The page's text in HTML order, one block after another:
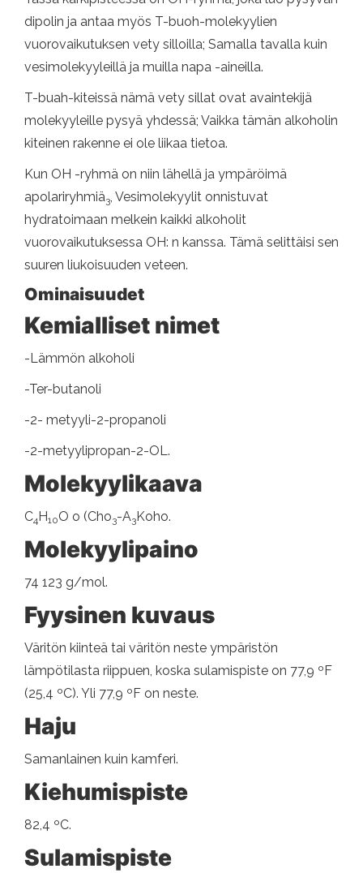
dipolin ja antaa myös T-buoh-molekyylien
vuorovaikutuksen vety silloilla; Samalla tavalla kuin
vesimolekyyleillä ja muilla napa -aineilla.
T-buah-kiteissä nämä vety sillat ovat avaintekijä
molekyyleille pysyä yhdessä; Vaikka tämän alkoholin
kiteinen rakenne ei ole liikaa tietoa.
Kun OH -ryhmä on niin lähellä ja ympäröimä
apolariryhmiä3, Vesimolekyylit onnistuvat
hydratoimaan melkein kaikki alkoholit
vuorovaikutuksessa OH: n kanssa. Tämä selittäisi sen
suuren liukoisuuden veteen.
Ominaisuudet
Kemialliset nimet
-Lämmön alkoholi
-Ter-butanoli
-2- metyyli-2-propanoli
-2-metyylipropan-2-OL.
Molekyylikaava
C4 H10O o (Cho3-A3 Koho.
Molekyylipaino
74 123 g/mol.
Fyysinen kuvaus
Väritön kiinteä tai väritön neste ympäristön
lämpötilasta riippuen, koska sulamispiste on 77,9 ºF
(25,4 ºC). Yli 77,9 ºF on neste.
Haju
Samanlainen kuin kamferi.
Kiehumispiste
82,4 ºC.
Sulamispiste